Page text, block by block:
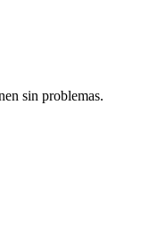
sin problemas.